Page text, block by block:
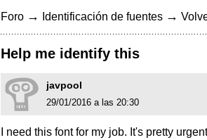
Foro → Identificación de fuentes →
Help me identify this
javpool
29/01/2016 a las 20:30
I need this font for my job. It's pretty